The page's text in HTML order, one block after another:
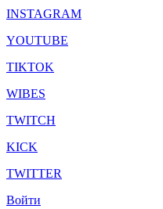
INSTAGRAM
YOUTUBE
TIKTOK
WIBES
TWITCH
KICK
TWITTER
Войти